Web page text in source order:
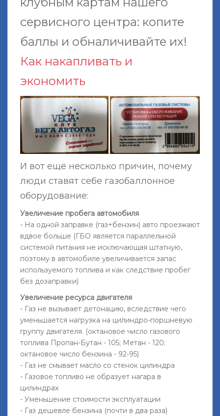
сервисного центра: копите
баллы и обналичивайте их!
Как накапливать и
экономить
И вот ещё несколько причин, почему
люди ставят себе газобаллонное
оборудование:
Увеличение пробега автомобиля
- На одной заправке (газ+бензин) авто проезжают
вдвое больше (ГБО является параллельной
системой питания не исключающая штатную,
поэтому в автомобиле увеличивается запас
используемого топлива и как следствие пробег
без дозаправки)
Увеличение ресурса двигателя
- Газ не вызывает детонацию, вследствие чего
уменьшается нагрузка на цилиндро-поршневую
группу двигателя. (октановое число газового
топлива Пропан-Бутан - 105; Метан - 120;
октановое число бензина - 92-95)
- Газ не смывает масло со стенок цилиндра
- Газовое топливо не образует нагара в
цилиндрах
- Уменьшение стоимости эксплуатации
- Газ дешевле бензина (почти в два раза)